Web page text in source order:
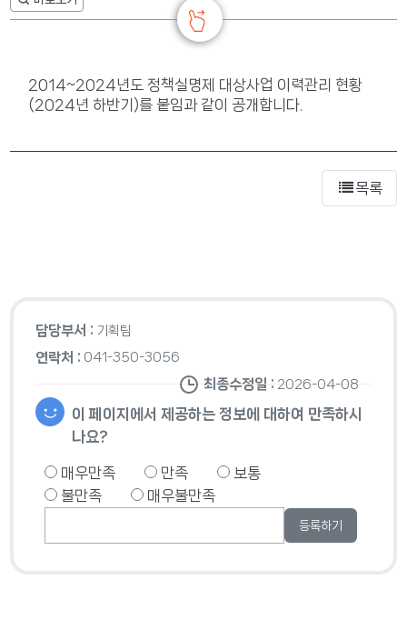
2014~2024년도 정책실명제 대상사업 이력관리 현황
(2024년 하반기)를 붙임과 같이 공개합니다.
목록
담당부서 : 기획팀
연락처 : 041-350-3056
최종수정일 : 2026-04-08
이 페이지에서 제공하는 정보에 대하여 만족하시
나요?
매우만족 만족
보통
불만족
매우불만족